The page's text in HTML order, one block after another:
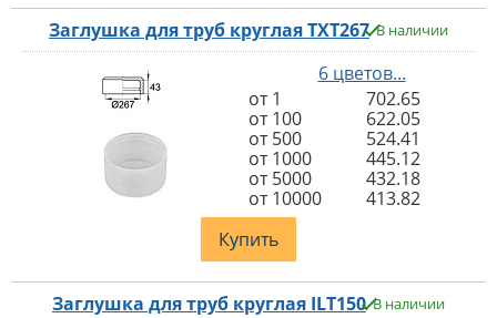
Заглушка для труб круглая TXT267 В наличии
6 цветов...
от 1
702.65
от 100
622.05
от 500
524.41
от 1000
445.12
от 5000
432.18
от 10000
413.82
Купить
Заглушка для труб круглая ILT150 В наличии